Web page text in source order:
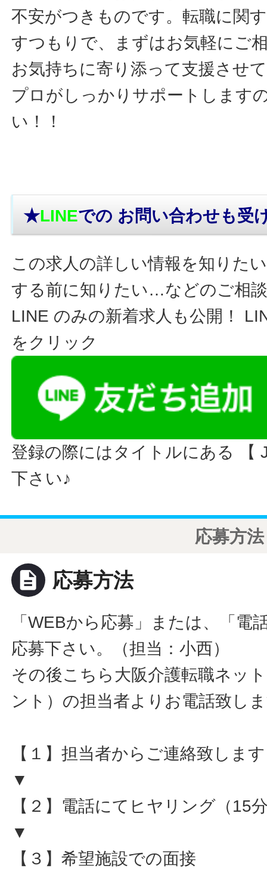
不安がつきものです。転職に関
すつもりで、まずはお気軽にご
お気持ちに寄り添って支援させ
プロがしっかりサポートします
い！！
★LINEでの お問い合わせも受
この求人の詳しい情報を知りた
する前に知りたい…などのご相
LINE のみの新着求人も公開！
をクリック
登録の際にはタイトルにある 【
下さい♪
応募方法
description 応募方法
「WEBから応募」または、「電
応募下さい。（担当：小西）
その後こちら大阪介護転職ネッ
ント）の担当者よりお電話致し
【１】担当者からご連絡致します
▼
【２】電話にてヒヤリング（15
▼
【３】希望施設での面接